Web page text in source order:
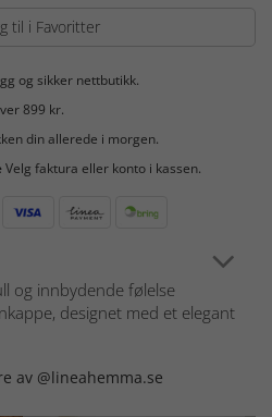
til i Favoritter
og sikker nettbutikk.
899 kr.
din allerede i morgen.
Velg faktura eller konto i kassen.
og innbydende følelse
designet med et elegant
av @lineahemma.se